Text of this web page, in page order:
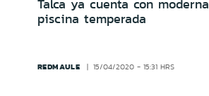
Talca ya cuenta con moderna
piscina temperada
REDMAULE 15/04/2020 - 15:31 HRS